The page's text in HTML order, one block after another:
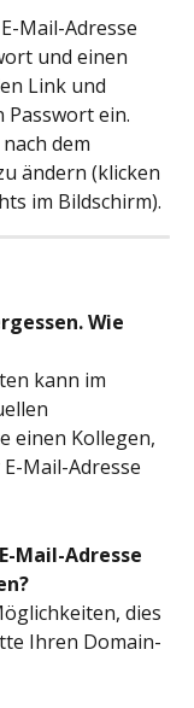
Mail-Adresse
und einen
Link und
Passwort ein.
dem
ändern (klicken
im Bildschirm).
Wie
kann im
einen Kollegen,
Mail-Adresse
Mail-Adresse
dies
Ihren Domain-